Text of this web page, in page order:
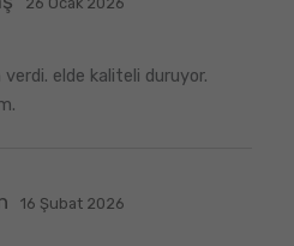
elde kaliteli duruyor.
16 Şubat 2026